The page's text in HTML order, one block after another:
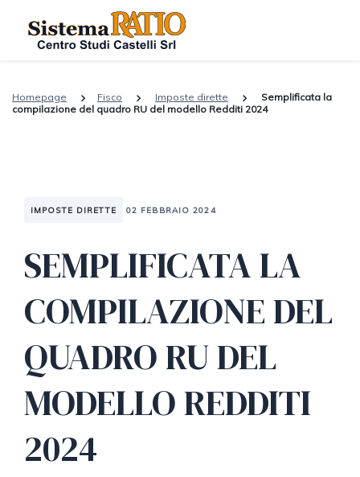
Homepage Fisco Imposte dirette
Semplificata la
compilazione del quadro RU del modello Redditi 2024
IMPOSTE DIRETTE 02 FEBBRAIO 2024
SEMPLIFICATA LA
COMPILAZIONE DEL
QUADRO RU DEL
MODELLO REDDITI
2024